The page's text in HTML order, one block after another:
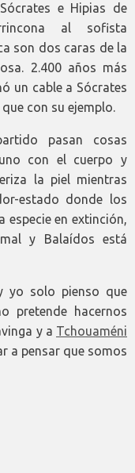
e Hipias de
al sofista
son dos caras de la
2.400 años más
un cable a Sócrates
con su ejemplo.
pasan cosas
con el cuerpo y
la piel mientras
estado donde los
especie en extinción,
y Balaídos está
yo solo pienso que
pretende hacernos
y a Tchouaméni
a pensar que somos